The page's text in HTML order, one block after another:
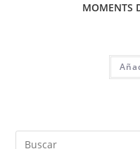
MOMENTS